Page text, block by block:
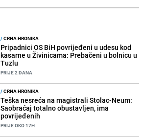
/CRNA HRONIKA
Pripadnici OS BiH povrijeđeni u udesu kod
kasarne u Živinicama: Prebačeni u bolnicu u
Tuzlu
PRIJE 2 DANA
/CRNA HRONIKA
Teška nesreća na magistrali Stolac-Neum:
Saobraćaj totalno obustavljen, ima
povrijeđenih
PRIJE OKO 17H